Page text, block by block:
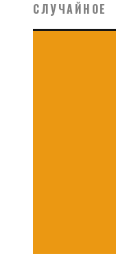
СЛУЧАЙНОЕ